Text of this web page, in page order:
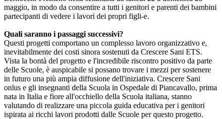
maggio, in modo da consentire a tutti i genitori e parenti dei bambini
partecipanti di vedere i lavori dei propri figli-e.
Quali saranno i passaggi successivi?
Questi progetti comportano un complesso lavoro organizzativo e,
inevitabilmente dei costi sinora sostenuti da Crescere Sani ETS.
Vista la bontà del progetto e l'incredibile riscontro positivo da parte
delle Scuole, è auspicabile si possano trovare i mezzi per sostenere
in futuro una più ampia diffusione dell'iniziativa. Crescere Sani
onlus e gli insegnanti della Scuola in Ospedale di Piancavallo, prima
nata in Italia e fiore all'occhiello della Scuola italiana, stanno
valutando di realizzare una piccola guida educativa per i genitori
ispirata ai ricchi lavori prodotti dalle Scuole per questo progetto.